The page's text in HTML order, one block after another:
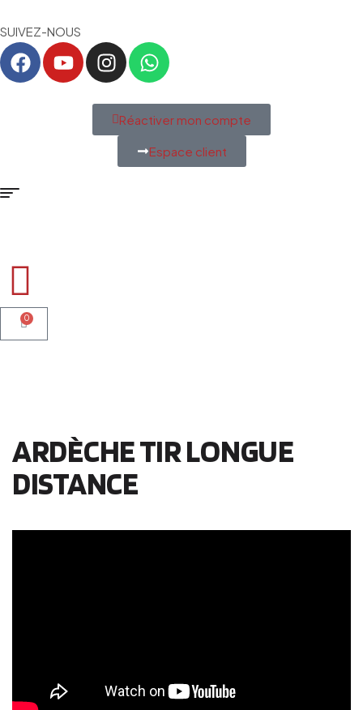
SUIVEZ-NOUS
Réactiver mon compte
Espace client
0
ARDÈCHE TIR LONGUE
DISTANCE